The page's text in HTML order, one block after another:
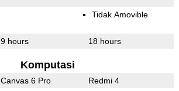
Tidak Amovible
9 hours 18 hours
Komputasi
Canvas 6 Pro Redmi 4